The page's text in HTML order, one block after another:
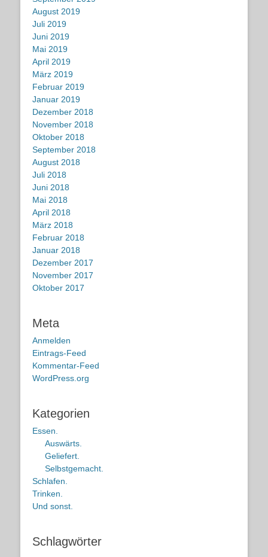
August 2019
Juli 2019
Juni 2019
Mai 2019
April 2019
März 2019
Februar 2019
Januar 2019
Dezember 2018
November 2018
Oktober 2018
September 2018
August 2018
Juli 2018
Juni 2018
Mai 2018
April 2018
März 2018
Februar 2018
Januar 2018
Dezember 2017
November 2017
Oktober 2017
Meta
Anmelden
Eintrags-Feed
Kommentar-Feed
WordPress.org
Kategorien
Essen.
Auswärts.
Geliefert.
Selbstgemacht.
Schlafen.
Trinken.
Und sonst.
Schlagwörter